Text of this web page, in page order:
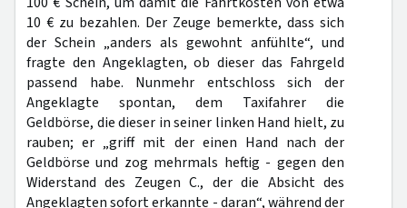
10 € zu bezahlen. Der Zeuge bemerkte, dass sich
der Schein „anders als gewohnt anfühlte“, und
fragte den Angeklagten, ob dieser das Fahrgeld
passend habe. Nunmehr entschloss sich der
Angeklagte spontan, dem Taxifahrer die
Geldbörse, die dieser in seiner linken Hand hielt, zu
rauben; er „griff mit der einen Hand nach der
Geldbörse und zog mehrmals heftig - gegen den
Widerstand des Zeugen C., der die Absicht des
Angeklagten sofort erkannte - daran“, während der